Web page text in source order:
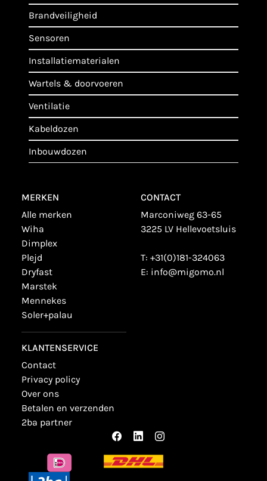
brandveiligheid
sensoren
installatiematerialen
wartels & doorvoeren
ventilatie
kabeldozen
inbouwdozen
MERKEN
alle merken
wiha
dimplex
plejd
dryfast
marstek
mennekes
soler+palau
KLANTENSERVICE
contact
privacy policy
over ons
betalen en verzenden
2ba partner
CONTACT
Marconiweg 63-65
3225 LV Hellevoetsluis
T: +31(0)181-324063
E: info@migomo.nl